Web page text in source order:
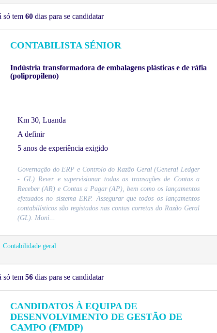
só tem 60 dias para se candidatar
CONTABILISTA SÉNIOR
Indústria transformadora de embalagens plásticas e de ráfia
(polipropileno)
Km 30, Luanda
A definir
5 anos de experiência exigido
Governação do ERP e Controlo do Razão Geral (General Ledger
- GL) Rever e supervisionar todas as transações de Contas a
Receber (AR) e Contas a Pagar (AP), bem como os lançamentos
efetuados no sistema ERP. Assegurar que todos os lançamentos
contabilísticos são registados nas contas corretas do Razão Geral
(GL). Moni...
Contabilidade geral
só tem 56 dias para se candidatar
CANDIDATOS À EQUIPA DE
DESENVOLVIMENTO DE GESTÃO DE
CAMPO (FMDP)